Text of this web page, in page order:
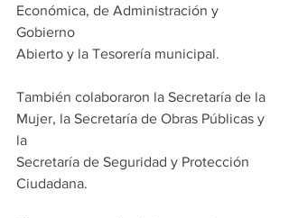
Económica, de Administración y
Gobierno
Abierto y la Tesorería municipal.
También colaboraron la Secretaría de la
Mujer, la Secretaría de Obras Públicas y
la
Secretaría de Seguridad y Protección
Ciudadana.